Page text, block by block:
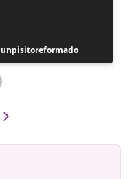
Inlägg
publicerat
av
unpisitoreformado